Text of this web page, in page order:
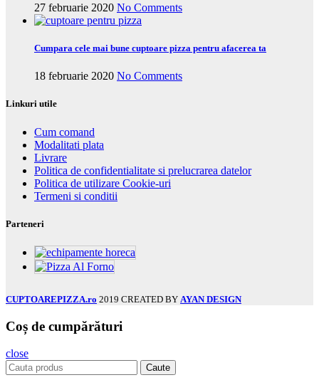
27 februarie 2020 No Comments
Cumpara cele mai bune cuptoare pizza pentru afacerea ta
18 februarie 2020 No Comments
Linkuri utile
Cum comand
Modalitati plata
Livrare
Politica de confidentialitate si prelucrarea datelor
Politica de utilizare Cookie-uri
Termeni si conditii
Parteneri
CUPTOAREPIZZA.ro 2019 CREATED BY AYAN DESIGN
Coș de cumpărături
close
Caute